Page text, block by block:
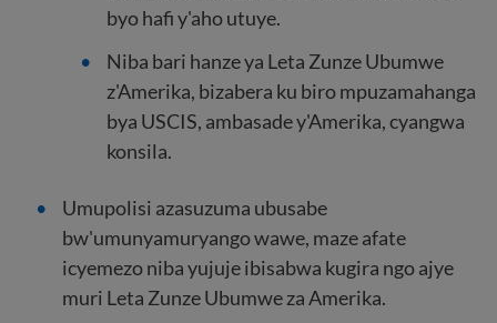
byo hafi y'aho utuye.
Niba bari hanze ya Leta Zunze Ubumwe
z'Amerika, bizabera ku biro mpuzamahanga
bya USCIS, ambasade y'Amerika, cyangwa
konsila.
Umupolisi azasuzuma ubusabe
bw'umunyamuryango wawe, maze afate
icyemezo niba yujuje ibisabwa kugira ngo ajye
muri Leta Zunze Ubumwe za Amerika.